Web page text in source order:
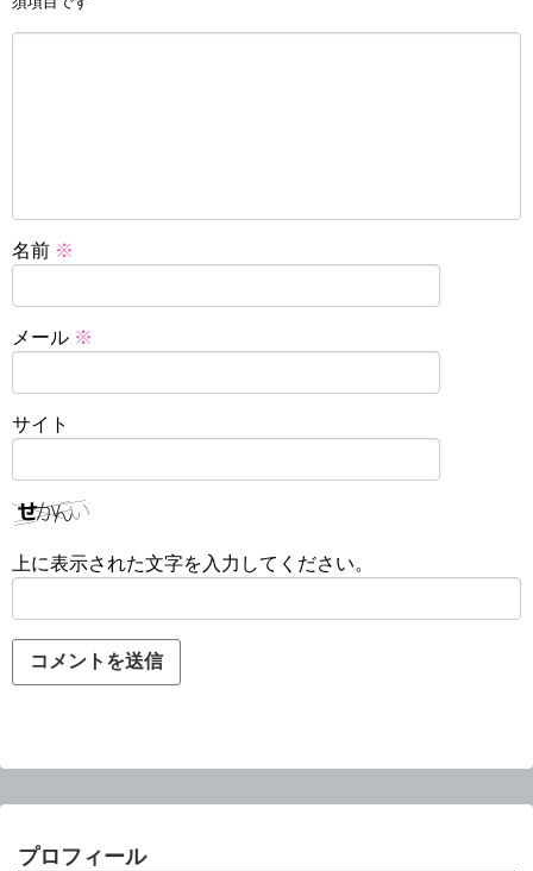
名前 ※
メール ※
サイト
上に表示された文字を入力してください。
プロフィール